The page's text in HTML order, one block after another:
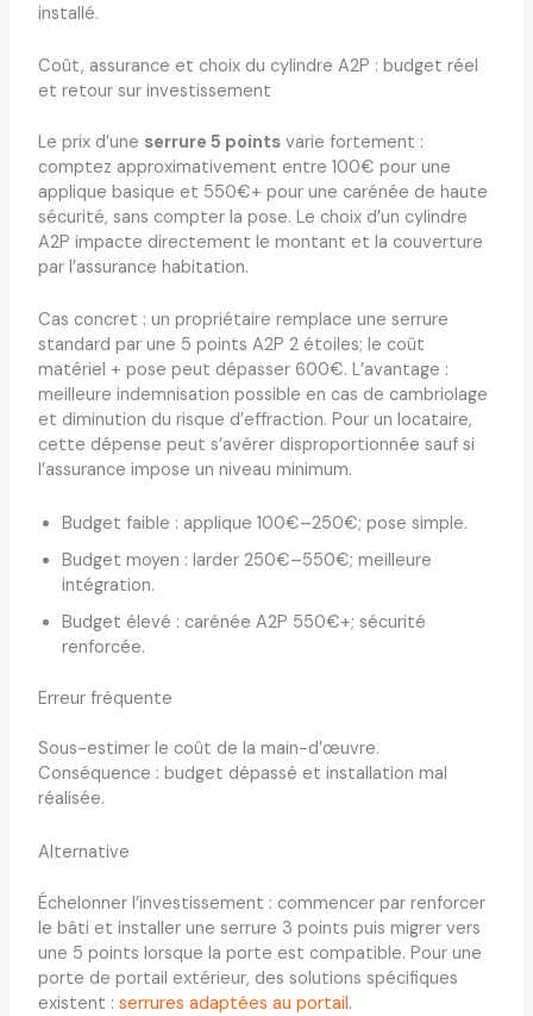
installé.
Coût, assurance et choix du cylindre A2P : budget réel
et retour sur investissement
Le prix d’une serrure 5 pointsvarie fortement :
comptez approximativement entre 100€ pour une
applique basique et 550€+ pour une carénée de haute
sécurité, sans compter la pose. Le choix d’un cylindre
A2P impacte directement le montant et la couverture
par l’assurance habitation.
Cas concret : un propriétaire remplace une serrure
standard par une 5 points A2P 2 étoiles; le coût
matériel + pose peut dépasser 600€. L’avantage :
meilleure indemnisation possible en cas de cambriolage
et diminution du risque d’effraction. Pour un locataire,
cette dépense peut s’avérer disproportionnée sauf si
l’assurance impose un niveau minimum.
Budget faible : applique 100€–250€; pose simple.
Budget moyen : larder 250€–550€; meilleure
intégration.
Budget élevé : carénée A2P 550€+; sécurité
renforcée.
Erreur fréquente
Sous-estimer le coût de la main-d’œuvre.
Conséquence : budget dépassé et installation mal
réalisée.
Alternative
Échelonner l’investissement : commencer par renforcer
le bâti et installer une serrure 3 points puis migrer vers
une 5 points lorsque la porte est compatible. Pour une
porte de portail extérieur, des solutions spécifiques
existent : serrures adaptées au portail.